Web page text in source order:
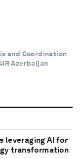
and Coordination
Azerbaijan
leveraging AI for
transformation